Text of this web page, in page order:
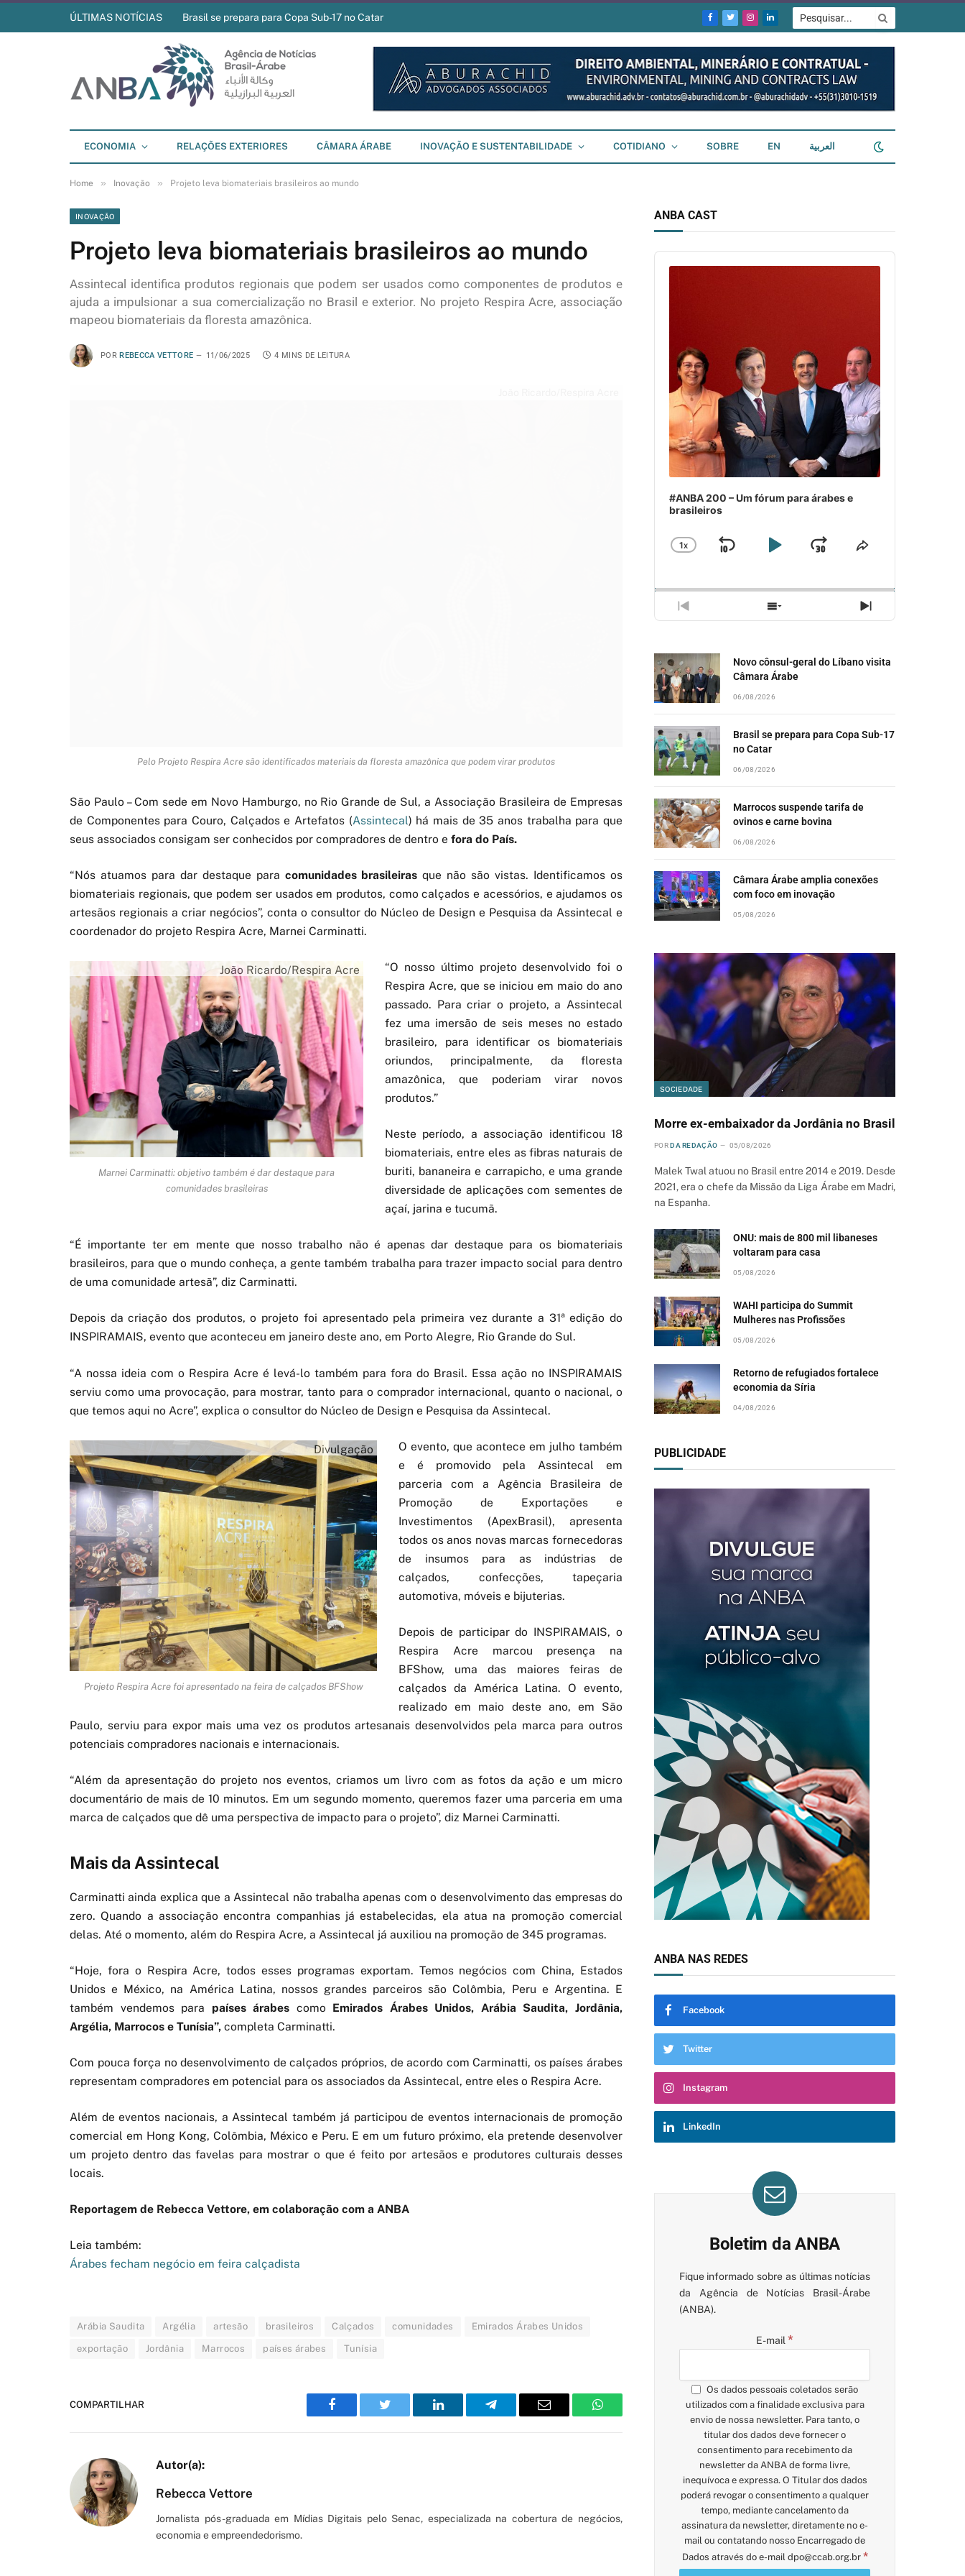
ÚLTIMAS NOTÍCIAS Brasil se prepara para Copa Sub-17 no Catar
Facebook
TwitterInstagram
LinkedIn
ECONOMIA RELAÇÕES EXTERIORES CÂMARA ÁRABE INOVAÇÃO E SUSTENTABILIDADE COTIDIANO SOBRE EN العربية
Home » Inovação » Projeto leva biomateriais brasileiros ao mundo
INOVAÇÃO
Projeto leva biomateriais brasileiros ao mundo
Assintecal identifica produtos regionais que podem ser usados como componentes de produtos e
ajuda a impulsionar a sua comercialização no Brasil e exterior. No projeto Respira Acre, associação
mapeou biomateriais da floresta amazônica.
POR REBECCA VETTORE 11/06/2025 4 MINS DE LEITURA
Pelo Projeto Respira Acre são identificados materiais da floresta amazônica que podem virar produtos
São Paulo – Com sede em Novo Hamburgo, no Rio Grande de Sul, a Associação Brasileira de Empresas
de Componentes para Couro, Calçados e Artefatos (Assintecal) há mais de 35 anos trabalha para que
seus associados consigam ser conhecidos por compradores de dentro e fora do País.
“Nós atuamos para dar destaque para comunidades brasileiras que não são vistas. Identificamos os
biomateriais regionais, que podem ser usados em produtos, como calçados e acessórios, e ajudamos os
artesãos regionais a criar negócios”, conta o consultor do Núcleo de Design e Pesquisa da Assintecal e
coordenador do projeto Respira Acre, Marnei Carminatti.
João Ricardo/Respira Acre
Marnei Carminatti: objetivo também é dar destaque para
comunidades brasileiras
“O nosso último projeto desenvolvido foi o
Respira Acre, que se iniciou em maio do ano
passado. Para criar o projeto, a Assintecal
fez uma imersão de seis meses no estado
brasileiro, para identificar os biomateriais
oriundos, principalmente, da floresta
amazônica, que poderiam virar novos
produtos.”
Neste período, a associação identificou 18
biomateriais, entre eles as fibras naturais de
buriti, bananeira e carrapicho, e uma grande
diversidade de aplicações com sementes de
açaí, jarina e tucumã.
“É importante ter em mente que nosso trabalho não é apenas dar destaque para os biomateriais
brasileiros, para que o mundo conheça, a gente também trabalha para trazer impacto social para dentro
de uma comunidade artesã”, diz Carminatti.
Depois da criação dos produtos, o projeto foi apresentado pela primeira vez durante a 31ª edição do
INSPIRAMAIS, evento que aconteceu em janeiro deste ano, em Porto Alegre, Rio Grande do Sul.
“A nossa ideia com o Respira Acre é levá-lo também para fora do Brasil. Essa ação no INSPIRAMAIS
serviu como uma provocação, para mostrar, tanto para o comprador internacional, quanto o nacional, o
que temos aqui no Acre”, explica o consultor do Núcleo de Design e Pesquisa da Assintecal.
Divulgação
Projeto Respira Acre foi apresentado na feira de calçados BFShow
O evento, que acontece em julho também
e é promovido pela Assintecal em
parceria com a Agência Brasileira de
Promoção de Exportações e
Investimentos (ApexBrasil), apresenta
todos os anos novas marcas fornecedoras
de insumos para as indústrias de
calçados, confecções, tapeçaria
automotiva, móveis e bijuterias.
Depois de participar do INSPIRAMAIS, o
Respira Acre marcou presença na
BFShow, uma das maiores feiras de
calçados da América Latina. O evento,
realizado em maio deste ano, em São
Paulo, serviu para expor mais uma vez os produtos artesanais desenvolvidos pela marca para outros
potenciais compradores nacionais e internacionais.
“Além da apresentação do projeto nos eventos, criamos um livro com as fotos da ação e um micro
documentário de mais de 10 minutos. Em um segundo momento, queremos fazer uma parceria em uma
marca de calçados que dê uma perspectiva de impacto para o projeto”, diz Marnei Carminatti.
Mais da Assintecal
Carminatti ainda explica que a Assintecal não trabalha apenas com o desenvolvimento das empresas do
zero. Quando a associação encontra companhias já estabelecidas, ela atua na promoção comercial
delas. Até o momento, além do Respira Acre, a Assintecal já auxiliou na promoção de 345 programas.
“Hoje, fora o Respira Acre, todos esses programas exportam. Temos negócios com China, Estados
Unidos e México, na América Latina, nossos grandes parceiros são Colômbia, Peru e Argentina. E
também vendemos para países árabes como Emirados Árabes Unidos, Arábia Saudita, Jordânia,
Argélia, Marrocos e Tunísia”, completa Carminatti.
Com pouca força no desenvolvimento de calçados próprios, de acordo com Carminatti, os países árabes
representam compradores em potencial para os associados da Assintecal, entre eles o Respira Acre.
Além de eventos nacionais, a Assintecal também já participou de eventos internacionais de promoção
comercial em Hong Kong, Colômbia, México e Peru. E em um futuro próximo, ela pretende desenvolver
um projeto dentro das favelas para mostrar o que é feito por artesãos e produtores culturais desses
locais.
Reportagem de Rebecca Vettore, em colaboração com a ANBA
Leia também:
Árabes fecham negócio em feira calçadista
Arábia Saudita Argélia artesão brasileiros Calçados comunidades Emirados Árabes Unidos
exportação Jordânia Marrocos países árabes Tunísia
COMPARTILHAR
Facebook Twitter LinkedIn Telegram Email WhatsApp
Rebecca Vettore
Jornalista pós-graduada em Mídias Digitais pelo Senac, especializada na cobertura de negócios,
economia e empreendedorismo.
ANBA CAST
Audio
Player
#ANBA 200 – Um fórum para árabes e
brasileiros
CHANGE
1X
SKIPPLAYJUMP
PREVIOUS
EPISODE
SHOW
EPISODES
NEXT
EPISODE
Novo cônsul-geral do Líbano visita
Câmara Árabe
06/08/2026
Brasil se prepara para Copa Sub-17
no Catar
06/08/2026
Marrocos suspende tarifa de
ovinos e carne bovina
06/08/2026
Câmara Árabe amplia conexões
com foco em inovação
05/08/2026
SOCIEDADE
Morre ex-embaixador da Jordânia no Brasil
POR DA REDAÇÃO 05/08/2026
Malek Twal atuou no Brasil entre 2014 e 2019. Desde
2021, era o chefe da Missão da Liga Árabe em Madri,
na Espanha.
ONU: mais de 800 mil libaneses
voltaram para casa
05/08/2026
WAHI participa do Summit
Mulheres nas Profissões
05/08/2026
Retorno de refugiados fortalece
economia da Síria
04/08/2026
PUBLICIDADE
ANBA NAS REDES
Facebook
Twitter
Instagram
LinkedIn
Boletim da ANBA
Fique informado sobre as últimas notícias
da Agência de Notícias Brasil-Árabe
(ANBA).
E-mail *
Os dados pessoais coletados serão
utilizados com a finalidade exclusiva para
envio de nossa newsletter. Para tanto, o
titular dos dados deve fornecer o
consentimento para recebimento da
newsletter da ANBA de forma livre,
inequívoca e expressa. O Titular dos dados
poderá revogar o consentimento a qualquer
tempo, mediante cancelamento da
assinatura da newsletter, diretamente no e-
mail ou contatando nosso Encarregado de
Dados através do e-mail dpo@ccab.org.br *